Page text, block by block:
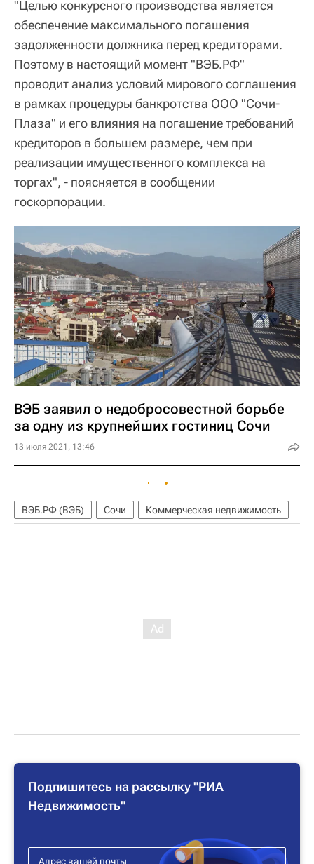
"Целью конкурсного производства является
обеспечение максимального погашения
задолженности должника перед кредиторами.
Поэтому в настоящий момент "ВЭБ.РФ"
проводит анализ условий мирового соглашения
в рамках процедуры банкротства ООО "Сочи-
Плаза" и его влияния на погашение требований
кредиторов в большем размере, чем при
реализации имущественного комплекса на
торгах", - поясняется в сообщении
госкорпорации.
ВЭБ заявил о недобросовестной борьбе
за одну из крупнейших гостиниц Сочи
13 июля 2021, 13:46
ВЭБ.РФ (ВЭБ) Сочи Коммерческая недвижимость
Подпишитесь на рассылку "РИА
Недвижимость"